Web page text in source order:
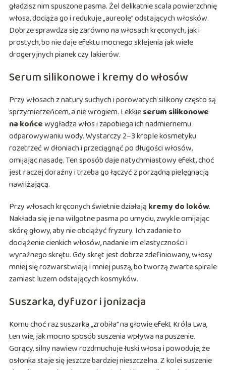
gładzisz nim spuszone pasma. Żel delikatnie scala powierzchnię
włosa, dociąża go i redukuje „aureolę” odstających włosków.
Dobrze sprawdza się zarówno na włosach kręconych, jak i
prostych, bo nie daje efektu mocnego sklejenia jak wiele
drogeryjnych pianek czy lakierów.
Serum silikonowe i kremy do włosów
Przy włosach z natury suchych i porowatych silikony często są
sprzymierzeńcem, a nie wrogiem. Lekkieserum silikonowe
na końcewygładza włos i zapobiega ich nadmiernemu
odparowywaniu wody. Wystarczy 2–3 krople kosmetyku
rozetrzeć w dłoniach i przeciągnąć po długości włosów,
omijając nasadę. Ten sposób daje natychmiastowy efekt, choć
jest raczej doraźny i trzeba go łączyć z porządną pielęgnacją
nawilżającą.
Przy włosach kręconych świetnie działają kremy do loków.
Nakłada się je na wilgotne pasma po umyciu, zwykle omijając
skórę głowy, aby nie obciążyć fryzury. Ich zadanie to
dociążenie cienkich włosów, nadanie im elastyczności i
wyraźnego skrętu. Gdy skręt jest dobrze zdefiniowany, włosy
mniej się rozwarstwiają i mniej puszą, bo tworzą zwarte spirale
zamiast luzem odstających kosmyków.
Suszarka, dyfuzor i jonizacja
Komu choć raz suszarka „zrobiła” na głowie efekt Króla Lwa,
ten wie, jak mocno sposób suszenia wpływa na puszenie.
Gorący, silny nawiew rozdmuchuje łuski włosa i powoduje, że
osłonka staje się jeszcze bardziej nieszczelna. Z kolei suszenie